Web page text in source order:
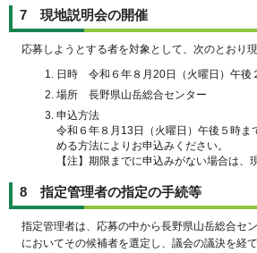
7 現地説明会の開催
応募しようとする者を対象として、次のとおり
日時 令和６年８月20日（火曜日）午後
場所 長野県山岳総合センター
申込方法
令和６年８月13日（火曜日）午後５時ま
める方法によりお申込みください。
【注】期限までに申込みがない場合は、
8 指定管理者の指定の手続等
指定管理者は、応募の中から長野県山岳総合セ
においてその候補者を選定し、議会の議決を経て